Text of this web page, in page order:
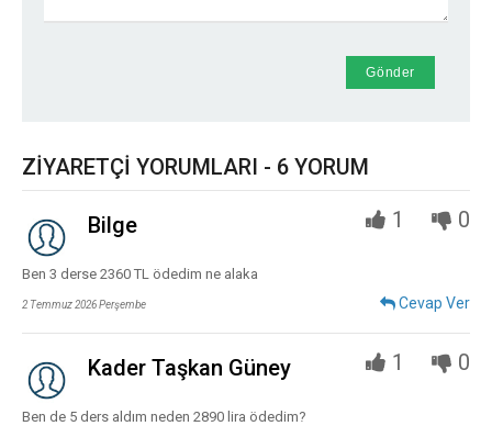
Gönder
ZİYARETÇİ YORUMLARI - 6 YORUM
Bilge 1 0
Ben 3 derse 2360 TL ödedim ne alaka
2 Temmuz 2026 Perşembe Cevap Ver
Kader Taşkan Güney 1 0
Ben de 5 ders aldım neden 2890 lira ödedim?